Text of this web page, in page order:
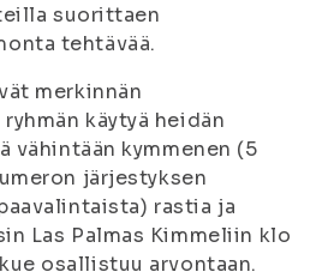
suorittaen
tehtävää.
merkinnän
käytyä heidän
vähintään kymmenen (5
järjestyksen
rastia ja
Las Palmas Kimmeliin klo
osallistuu arvontaan.